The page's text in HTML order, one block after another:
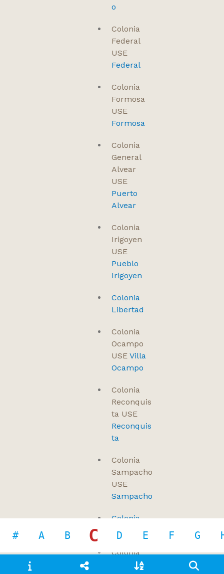
# A B C D E F G
o
Colonia
Federal
USE
Federal
Colonia
Formosa
USE
Formosa
Colonia
General
Alvear
USE
Puerto
Alvear
Colonia
Irigoyen
USE
Pueblo
Irigoyen
Colonia
Libertad
Colonia
Ocampo
USE Villa
Ocampo
Colonia
Reconquis
ta USE
Reconquis
ta
Colonia
Sampacho
USE
Sampacho
Colonia
San Martín
Colonia
Santa Ana